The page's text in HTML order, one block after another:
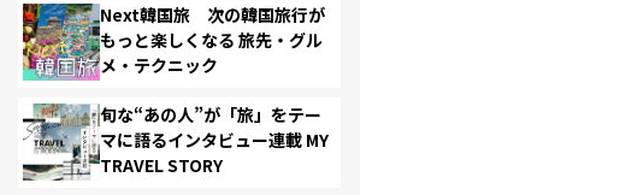
Next韓国旅 次の韓国旅行が
もっと楽しくなる 旅先・グル
メ・テクニック
旬な“あの人”が「旅」をテー
マに語るインタビュー連載 MY
TRAVEL STORY